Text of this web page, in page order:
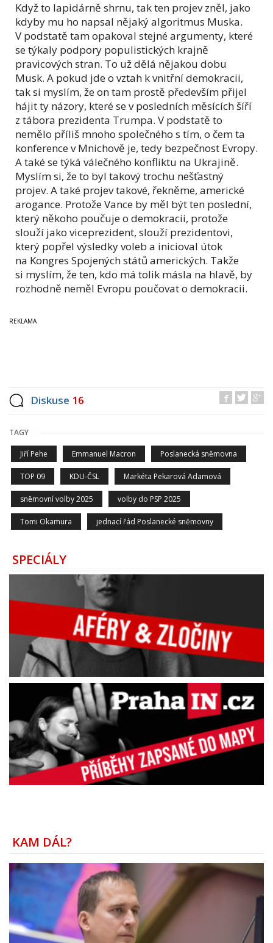
Když to lapidárně shrnu, tak ten projev zněl, jako
kdyby mu ho napsal nějaký algoritmus Muska.
V podstatě tam opakoval stejné argumenty, které
se týkaly podpory populistických krajně
pravicových stran. To už dělá nějakou dobu
Musk. A pokud jde o vztah k vnitřní demokracii,
tak si myslím, že on tam prostě především přijel
hájit ty názory, které se v posledních měsících šíří
z tábora prezidenta Trumpa. V podstatě to
nemělo příliš mnoho společného s tím, o čem ta
konference v Mnichově je, tedy bezpečnost Evropy.
A také se týká válečného konfliktu na Ukrajině.
Myslím si, že to byl takový trochu nešťastný
projev. A také projev takové, řekněme, americké
arogance. Protože Vance by měl být ten poslední,
který někoho poučuje o demokracii, protože
slouží jako viceprezident, slouží prezidentovi,
který popřel výsledky voleb a inicioval útok
na Kongres Spojených států amerických. Takže
si myslím, že ten, kdo má tolik másla na hlavě, by
rozhodně neměl Evropu poučovat o demokracii.
Diskuse 16
TAGY
Jiří Pehe Emmanuel Macron Poslanecká sněmovna
TOP 09 KDU-ČSL Markéta Pekarová Adamová
sněmovní volby 2025 volby do PSP 2025
Tomi Okamura jednací řád Poslanecké sněmovny
SPECIÁLY
KAM DÁL?